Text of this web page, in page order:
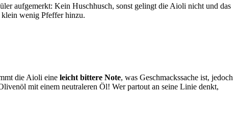
aufgemerkt: Kein Huschhusch, sonst gelingt die Aioli nicht und das
klein wenig Pfeffer hinzu.
die Aioli eine leicht bittere Note, was Geschmackssache ist, jedoch
mit einem neutraleren Öl! Wer partout an seine Linie denkt,